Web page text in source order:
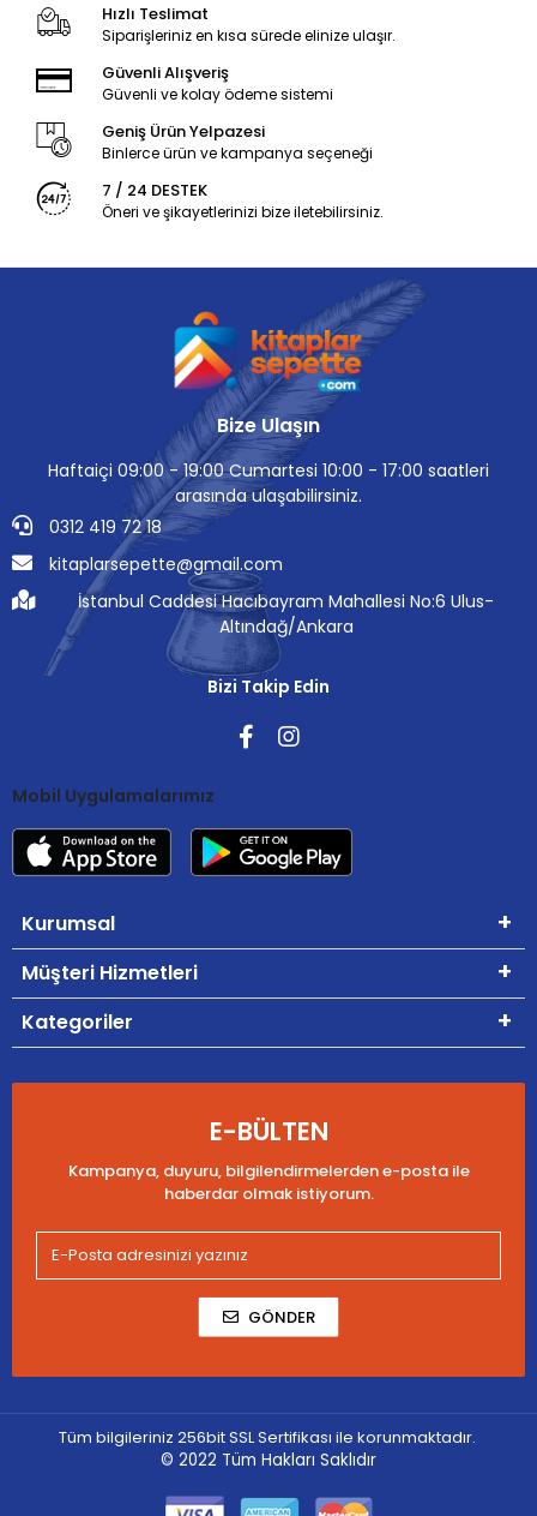
Hızlı Teslimat
Siparişleriniz en kısa sürede elinize ulaşır.
Güvenli Alışveriş
Güvenli ve kolay ödeme sistemi
Geniş Ürün Yelpazesi
Binlerce ürün ve kampanya seçeneği
7 / 24 DESTEK
Öneri ve şikayetlerinizi bize iletebilirsiniz.
Bize Ulaşın
Haftaiçi 09:00 - 19:00 Cumartesi 10:00 - 17:00 saatleri
arasında ulaşabilirsiniz.
0312 419 72 18
kitaplarsepette@gmail.com
İstanbul Caddesi Hacıbayram Mahallesi No:6 Ulus-
Altındağ/Ankara
Bizi Takip Edin
Mobil Uygulamalarımız
Kurumsal
Müşteri Hizmetleri
Kategoriler
E-BÜLTEN
Kampanya, duyuru, bilgilendirmelerden e-posta ile
haberdar olmak istiyorum.
GÖNDER
Tüm bilgileriniz 256bit SSL Sertifikası ile korunmaktadır.
© 2022 Tüm Hakları Saklıdır